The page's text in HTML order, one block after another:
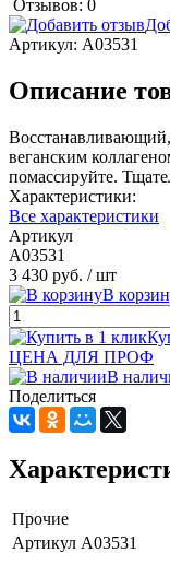
Отзывов: 0
Артикул: A03531
Описание
Восстанавливающий,
веганским
помассируйте.
Характеристики:
Все характеристики
Артикул
A03531
3 430 руб. / шт
В
ЦЕНА ДЛЯ ПРОФ
В
Поделиться
Прочие
Артикул A03531